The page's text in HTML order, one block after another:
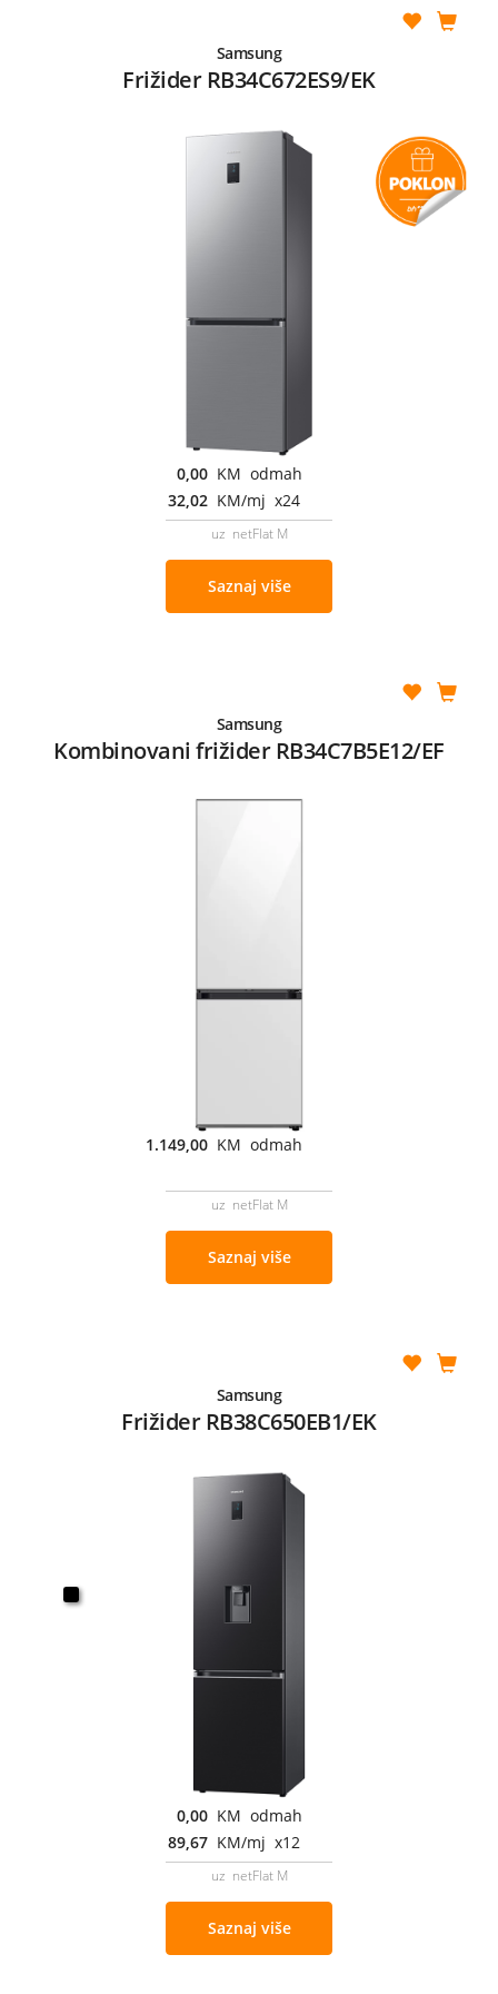
Samsung
Frižider RB34C672ES9/EK
0,00 KM odmah
32,02 KM/mj x24
uz netFlat M
Saznaj više
Samsung
Kombinovani frižider RB34C7B5E12/EF
1.149,00 KM odmah
uz netFlat M
Saznaj više
Samsung
Frižider RB38C650EB1/EK
0,00 KM odmah
89,67 KM/mj x12
uz netFlat M
Saznaj više